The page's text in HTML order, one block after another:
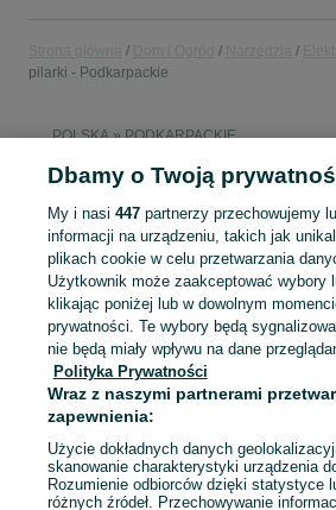
pilarki - Podkarpackie
POLSKA » PODKARPACKIE
Mapa kategorii
Mapa miejscowości
Mapa ministron
Popularne wyszukiwania
Dbamy o Twoją
My i nasi 447partnerzy przechowujemy
informacji na urządzeniu, takich jak
plikach cookie w celu przetwarzania
Użytkownik może zaakceptować wybory
klikając poniżej lub w dowolnym
prywatności. Te wybory będą
nie będą miały wpływu na dane
Polityka Prywatności
Wraz z naszymi partnerami
zapewnienia:
Użycie dokładnych danych
skanowanie charakterystyki urządzenia
Rozumienie odbiorców dzięki statystyce
różnych źródeł. Przechowywanie